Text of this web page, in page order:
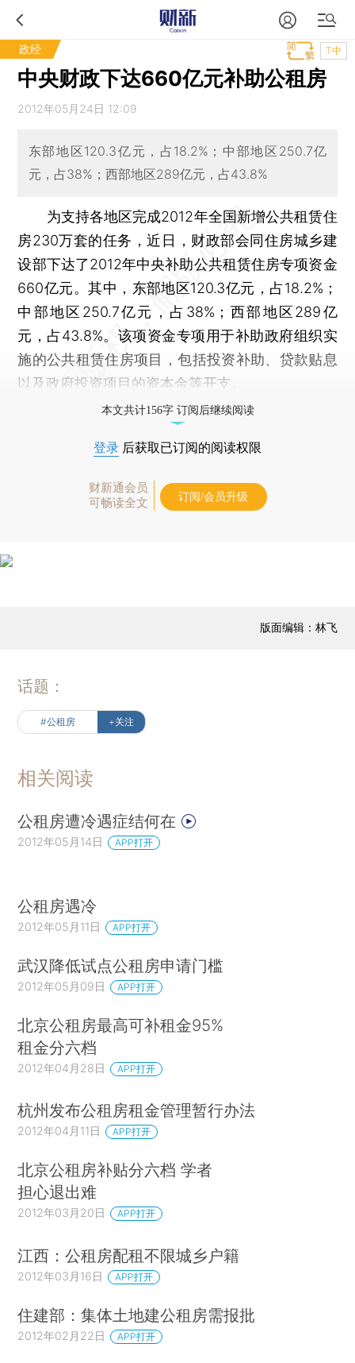
政经 T中
中央财政下达660亿元补助公租房
2012年05月24日 12:09
东部地区120.3亿元，占18.2%；中部地区250.7亿
元，占38%；西部地区289亿元，占43.8%
为支持各地区完成2012年全国新增公共租赁住
房230万套的任务，近日，财政部会同住房城乡建
设部下达了2012年中央补助公共租赁住房专项资金
660亿元。其中，东部地区120.3亿元，占18.2%；
中部地区250.7亿元，占38%；西部地区289亿
元，占43.8%。该项资金专项用于补助政府组织实
施的公共租赁住房项目，包括投资补助、贷款贴息
以及政府投资项目的资本金等开支。
本文共计156字 订阅后继续阅读
登录 后获取已订阅的阅读权限
财新通会员
可畅读全文
订阅/会员升级
版面编辑：林飞
话题：
#公租房 +关注
相关阅读
公租房遭冷遇症结何在
2012年05月14日 APP打开
公租房遇冷
2012年05月11日 APP打开
武汉降低试点公租房申请门槛
2012年05月09日 APP打开
北京公租房最高可补租金95%
租金分六档
2012年04月28日 APP打开
杭州发布公租房租金管理暂行办法
2012年04月11日 APP打开
北京公租房补贴分六档 学者
担心退出难
2012年03月20日 APP打开
江西：公租房配租不限城乡户籍
2012年03月16日 APP打开
住建部：集体土地建公租房需报批
2012年02月22日 APP打开